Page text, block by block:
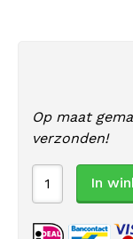
Op maat
verzonden!
In